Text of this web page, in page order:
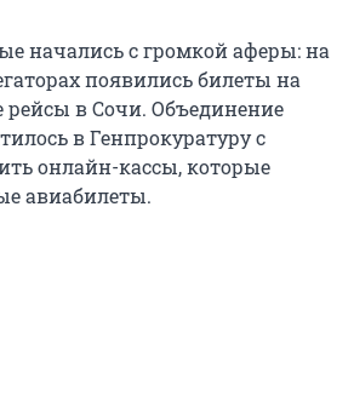
начались с громкой аферы: на
появились билеты на
в Сочи. Объединение
в Генпрокуратуру с
онлайн-кассы, которые
авиабилеты.